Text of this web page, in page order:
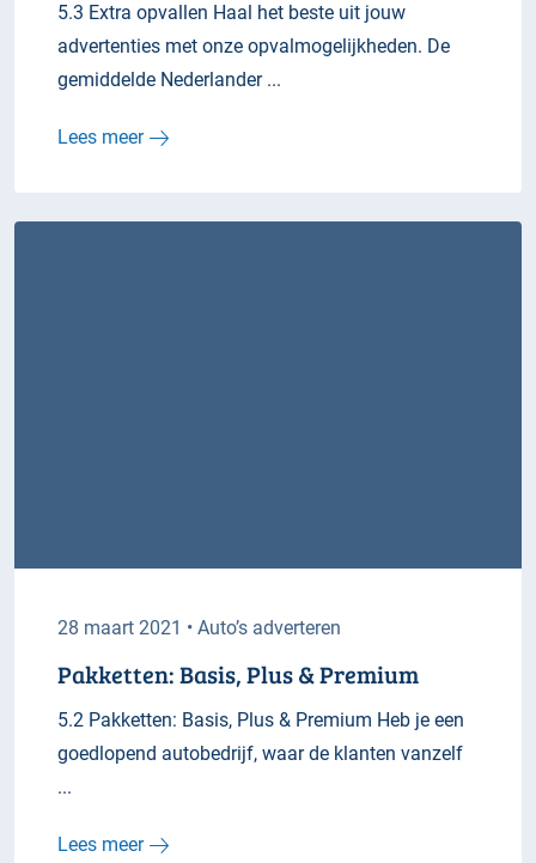
5.3 Extra opvallen Haal het beste uit jouw
advertenties met onze opvalmogelijkheden. De
gemiddelde Nederlander ...
Lees meer
28 maart 2021 • Auto’s adverteren
Pakketten: Basis, Plus & Premium
5.2 Pakketten: Basis, Plus & Premium Heb je een
goedlopend autobedrijf, waar de klanten vanzelf
...
Lees meer